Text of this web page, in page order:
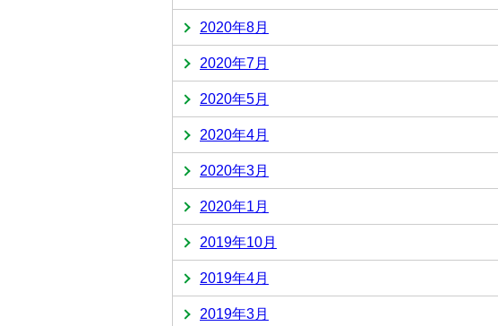
2020年8月
2020年7月
2020年5月
2020年4月
2020年3月
2020年1月
2019年10月
2019年4月
2019年3月